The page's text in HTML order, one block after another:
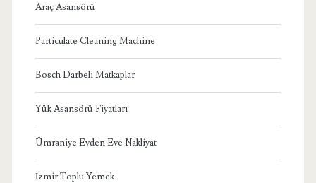
Araç Asansörü
Particulate Cleaning Machine
Bosch Darbeli Matkaplar
Yük Asansörü Fiyatları
Ümraniye Evden Eve Nakliyat
İzmir Toplu Yemek